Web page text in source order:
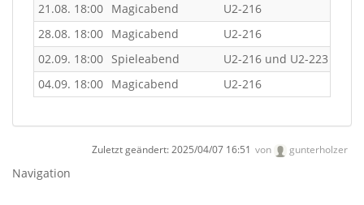
21.08. 18:00 Magicabend
U2-216
28.08. 18:00 Magicabend
U2-216
02.09. 18:00 Spieleabend
U2-216 und U2-223
04.09. 18:00 Magicabend U2-216
Zuletzt geändert:2025/04/07 16:51 von gunterholzer
Navigation